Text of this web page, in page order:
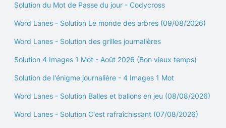
Solution du Mot de Passe du jour - Codycross
Word Lanes - Solution Le monde des arbres (09/08/2026)
Word Lanes - Solution des grilles journalières
Solution 4 Images 1 Mot - Août 2026 (Bon vieux temps)
Solution de l'énigme journalière - 4 Images 1 Mot
Word Lanes - Solution Balles et ballons en jeu (08/08/2026)
Word Lanes - Solution C'est rafraîchissant (07/08/2026)